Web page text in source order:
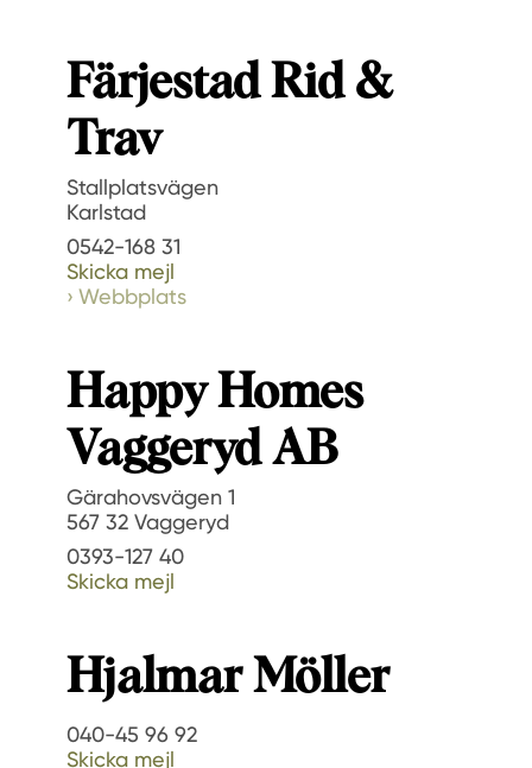
Färjestad Rid &
Trav
Stallplatsvägen
Karlstad
0542-168 31
Skicka mejl
Webbplats
Happy Homes
Vaggeryd AB
Gärahovsvägen 1
567 32 Vaggeryd
0393-127 40
Skicka mejl
Hjalmar Möller
040-45 96 92
Skicka mejl